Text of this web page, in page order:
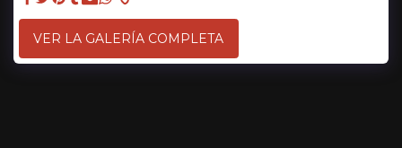
VER LA GALERÍA COMPLETA